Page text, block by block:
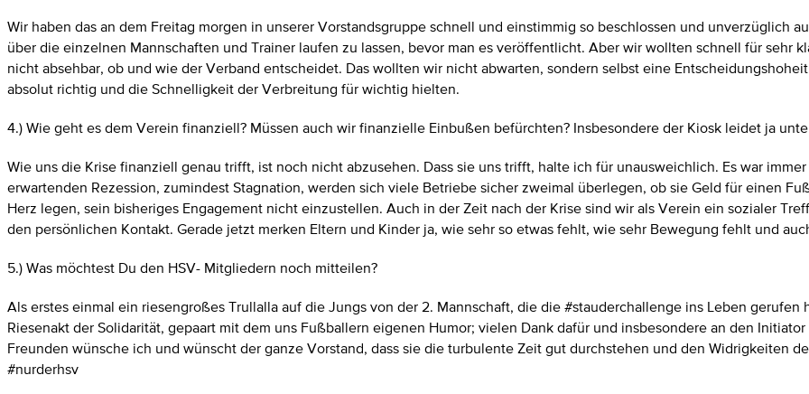
Wir haben das an dem Freitag morgen in unserer Vorstandsgruppe schnell und einstimmig so beschlossen und unverzüglich
über die einzelnen Mannschaften und Trainer laufen zu lassen, bevor man es veröffentlicht. Aber wir wollten schnell für sehr
nicht absehbar, ob und wie der Verband entscheidet. Das wollten wir nicht abwarten, sondern selbst eine
absolut richtig und die Schnelligkeit der Verbreitung für wichtig hielten.
4.) Wie geht es dem Verein finanziell? Müssen auch wir finanzielle Einbußen befürchten? Insbesondere der Kiosk leidet ja
Wie uns die Krise finanziell genau trifft, ist noch nicht abzusehen. Dass sie uns trifft, halte ich für unausweichlich. Es war
erwartenden Rezession, zumindest Stagnation, werden sich viele Betriebe sicher zweimal überlegen, ob sie Geld für einen
Herz legen, sein bisheriges Engagement nicht einzustellen. Auch in der Zeit nach der Krise sind wir als Verein ein sozialer
den persönlichen Kontakt. Gerade jetzt merken Eltern und Kinder ja, wie sehr so etwas fehlt, wie sehr Bewegung fehlt und
5.) Was möchtest Du den HSV- Mitgliedern noch mitteilen?
Als erstes einmal ein riesengroßes Trullalla auf die Jungs von der 2. Mannschaft, die die #stauderchallenge ins Leben
Riesenakt der Solidarität, gepaart mit dem uns Fußballern eigenen Humor; vielen Dank dafür und insbesondere an den
Freunden wünsche ich und wünscht der ganze Vorstand, dass sie die turbulente Zeit gut durchstehen und den Widrigkeiten
#nurderhsv